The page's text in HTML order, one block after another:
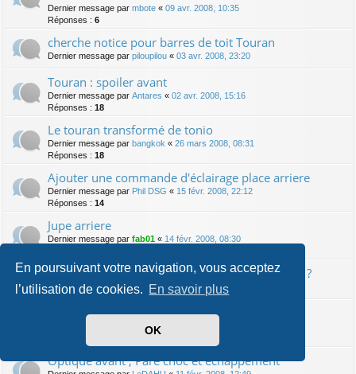
En poursuivant votre navigation, vous acceptez
l’utilisation de cookies. En savoir plus
OK
Dernier message par mbote « 09 avr. 2008, 10:35
Réponses : 6
cherche notice pour barres de toit Touran
Dernier message par piloupilou « 03 avr. 2008, 23:20
Touran : spoiler avant
Dernier message par Antares « 02 avr. 2008, 15:16
Réponses : 18
Le touran transformé de tonio
Dernier message par bangkok « 26 mars 2008, 08:31
Réponses : 18
Ajouter une commande d'éclairage place arriere
Dernier message par Phil DSG « 15 févr. 2008, 22:12
Réponses : 14
Jupe arriere
Dernier message par fab01 « 14 févr. 2008, 08:30
VW Passat : démonter compteur pour anneaux ?
Dernier message parspawn064«13 févr. 2008, 01:54
RUBESCH
Optique avant , Pare choc et echappement